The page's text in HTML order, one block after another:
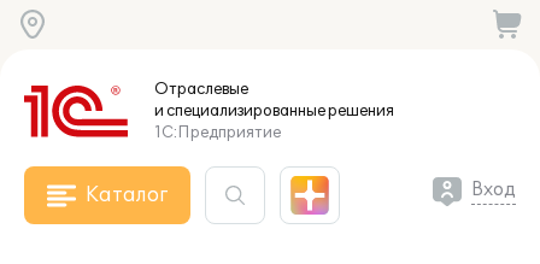
Отраслевые
и специализированныерешения
1С:Предприятие
Каталог Вход